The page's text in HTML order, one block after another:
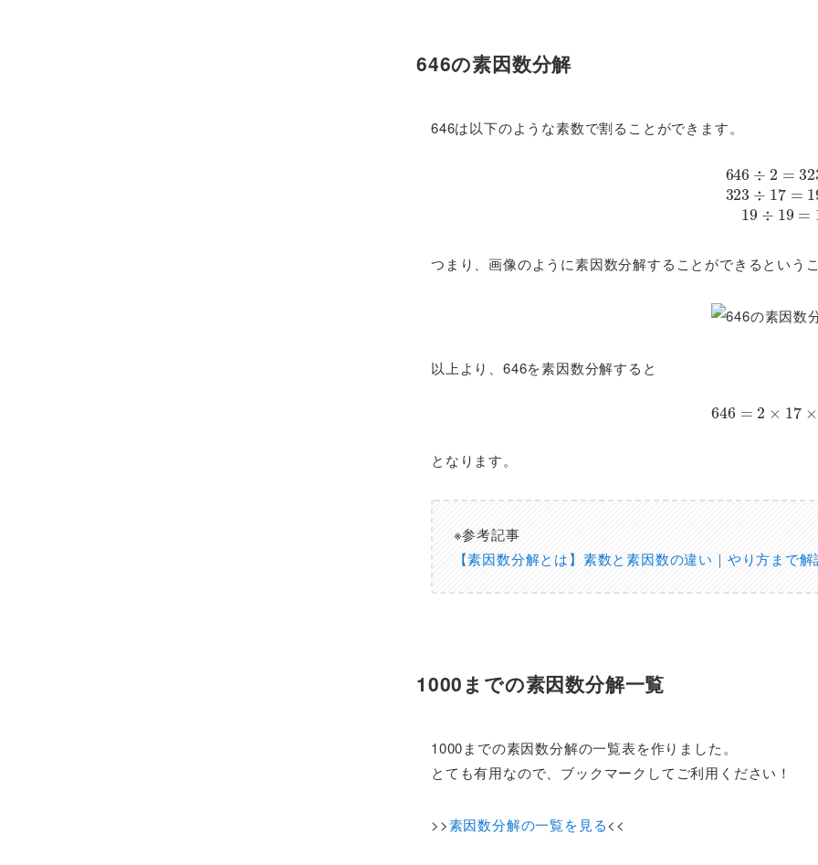
646の素因数分解
646は以下のような素数で割ることができます。
323323 ÷ 17 =
つまり、画像のように素因数分解することができるというこ
以上より、646を素因数分解すると
646=2 × 17×
となります。
※参考記事
【素因数分解とは】素数と素因数の違い｜やり方まで解
1000までの素因数分解一覧
1000までの素因数分解の一覧表を作りました。
とても有用なので、ブックマークしてご利用ください！
>>素因数分解の一覧を見る<<